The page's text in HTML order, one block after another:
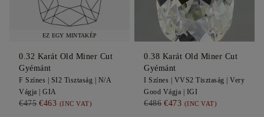
EZ EGY MINTAKÉP
0.32 Karát Old Miner Cut
Gyémánt
F Színes | SI2 Tisztaság | N/A
Vágja | GIA
€475 €463 (INC VAT)
0.38 Karát Old Miner Cut
Gyémánt
I Színes | VVS2 Tisztaság | Very
Good Vágja | IGI
€486 €473 (INC VAT)